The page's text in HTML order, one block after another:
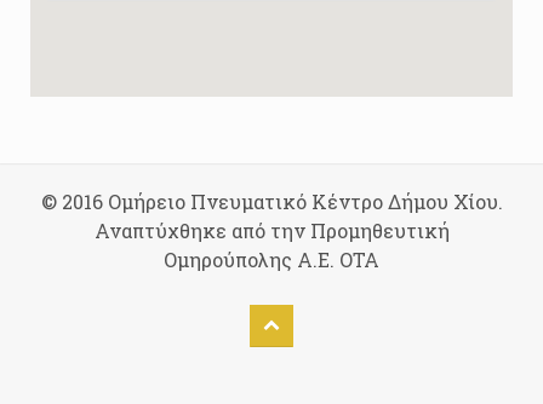
© 2016 Ομήρειο Πνευματικό Κέντρο Δήμου Χίου.
Αναπτύχθηκε από την Προμηθευτική
Ομηρούπολης Α.Ε. ΟΤΑ